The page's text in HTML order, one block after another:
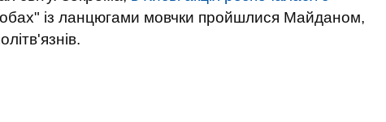
із ланцюгами мовчки пройшлися Майданом,